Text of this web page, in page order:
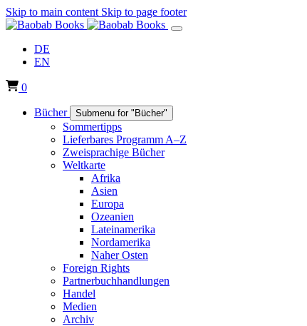
Skip to main content Skip to page footer
DE
EN
0
Bücher Submenu for "Bücher"
Sommertipps
Lieferbares Programm A–Z
Zweisprachige Bücher
Weltkarte
Afrika
Asien
Europa
Ozeanien
Lateinamerika
Nordamerika
Naher Osten
Foreign Rights
Partnerbuchhandlungen
Handel
Medien
Archiv